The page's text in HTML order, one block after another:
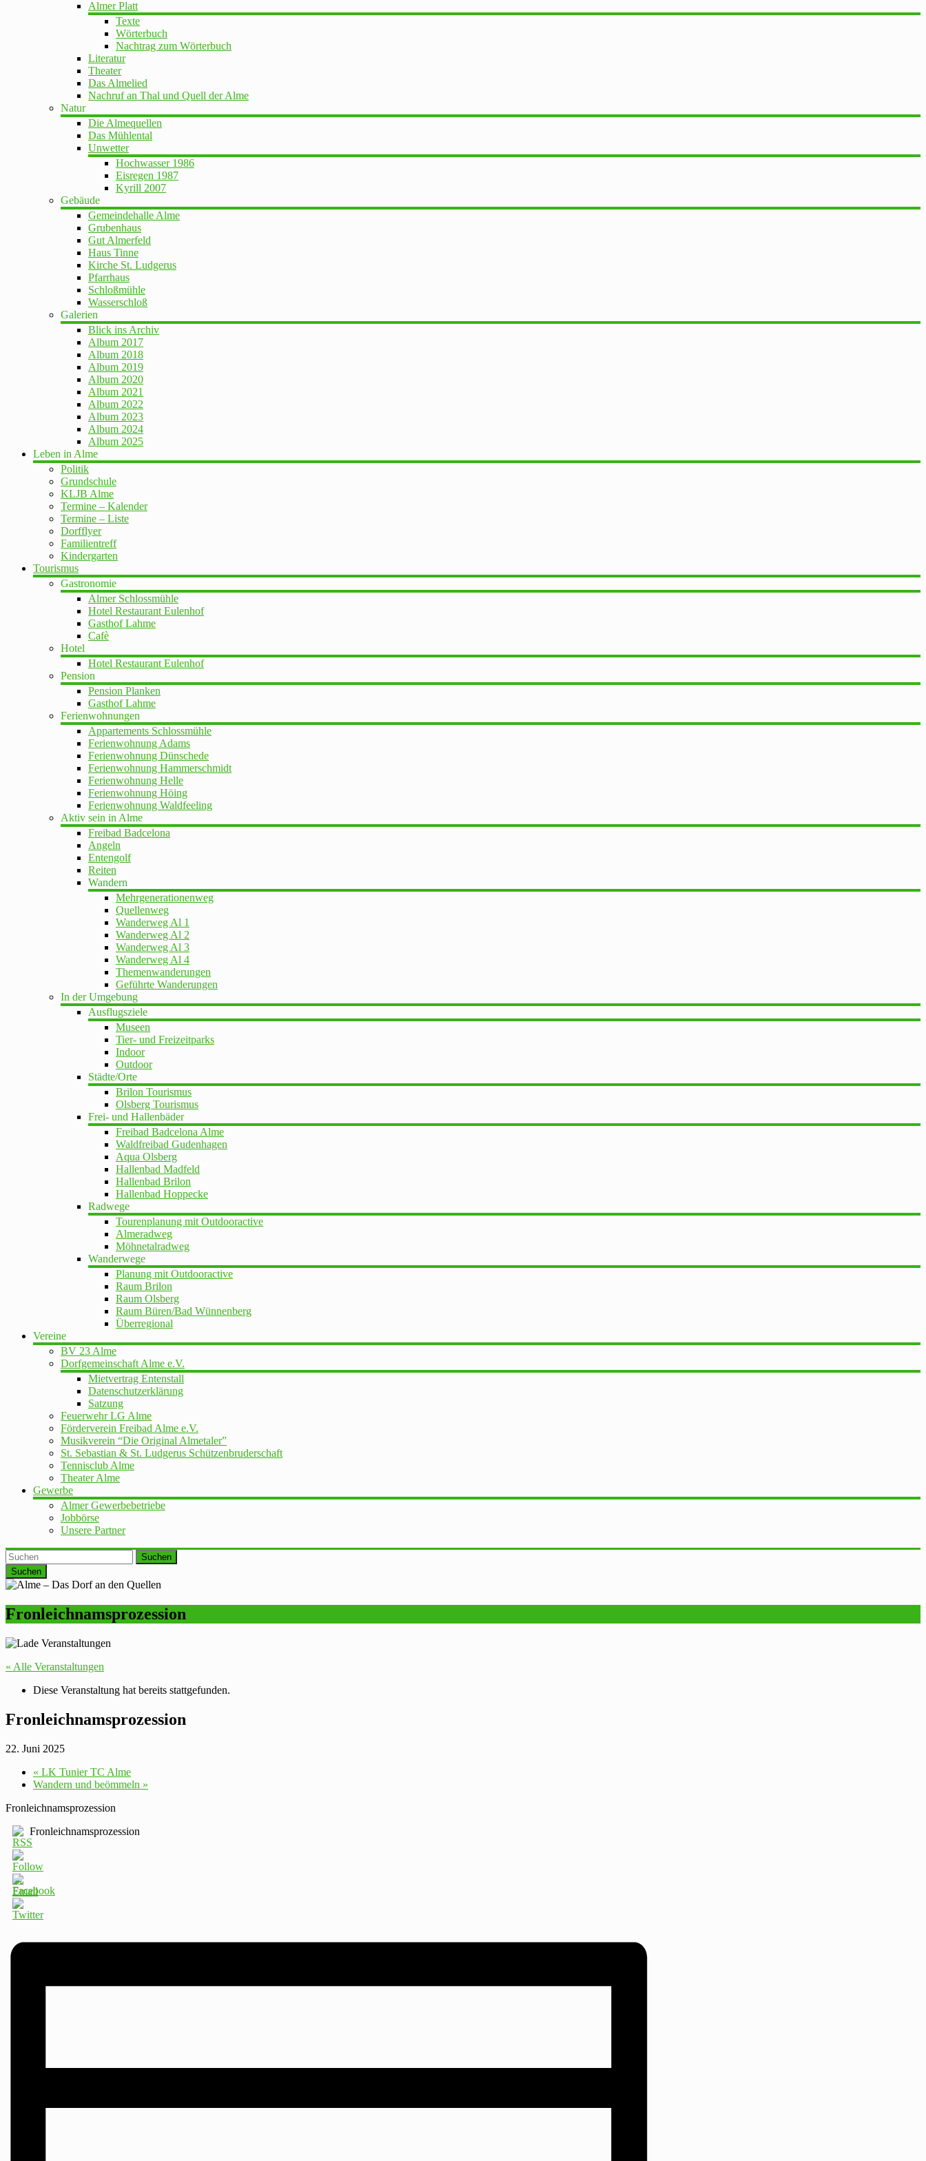
Almer Platt
Texte
Wörterbuch
Nachtrag zum Wörterbuch
Literatur
Theater
Das Almelied
Nachruf an Thal und Quell der Alme
Natur
Die Almequellen
Das Mühlental
Unwetter
Hochwasser 1986
Eisregen 1987
Kyrill 2007
Gebäude
Gemeindehalle Alme
Grubenhaus
Gut Almerfeld
Haus Tinne
Kirche St. Ludgerus
Pfarrhaus
Schloßmühle
Wasserschloß
Galerien
Blick ins Archiv
Album 2017
Album 2018
Album 2019
Album 2020
Album 2021
Album 2022
Album 2023
Album 2024
Album 2025
Leben in Alme
Politik
Grundschule
KLJB Alme
Termine – Kalender
Termine – Liste
Dorfflyer
Familientreff
Kindergarten
Tourismus
Gastronomie
Almer Schlossmühle
Hotel Restaurant Eulenhof
Gasthof Lahme
Cafè
Hotel
Hotel Restaurant Eulenhof
Pension
Pension Planken
Gasthof Lahme
Ferienwohnungen
Appartements Schlossmühle
Ferienwohnung Adams
Ferienwohnung Dünschede
Ferienwohnung Hammerschmidt
Ferienwohnung Helle
Ferienwohnung Höing
Ferienwohnung Waldfeeling
Aktiv sein in Alme
Freibad Badcelona
Angeln
Entengolf
Reiten
Wandern
Mehrgenerationenweg
Quellenweg
Wanderweg Al 1
Wanderweg Al 2
Wanderweg Al 3
Wanderweg Al 4
Themenwanderungen
Geführte Wanderungen
In der Umgebung
Ausflugsziele
Museen
Tier- und Freizeitparks
Indoor
Outdoor
Städte/Orte
Brilon Tourismus
Olsberg Tourismus
Frei- und Hallenbäder
Freibad Badcelona Alme
Waldfreibad Gudenhagen
Aqua Olsberg
Hallenbad Madfeld
Hallenbad Brilon
Hallenbad Hoppecke
Radwege
Tourenplanung mit Outdooractive
Almeradweg
Möhnetalradweg
Wanderwege
Planung mit Outdooractive
Raum Brilon
Raum Olsberg
Raum Büren/Bad Wünnenberg
Überregional
Vereine
BV 23 Alme
Dorfgemeinschaft Alme e.V.
Mietvertrag Entenstall
Datenschutzerklärung
Satzung
Feuerwehr LG Alme
Förderverein Freibad Alme e.V.
Musikverein “Die Original Almetaler”
St. Sebastian & St. Ludgerus Schützenbruderschaft
Tennisclub Alme
Theater Alme
Gewerbe
Almer Gewerbebetriebe
Jobbörse
Unsere Partner
Suchen
Fronleichnamsprozession
« Alle Veranstaltungen
Diese Veranstaltung hat bereits stattgefunden.
Fronleichnamsprozession
22. Juni 2025
« LK Tunier TC Alme
Wandern und beömmeln »
Fronleichnamsprozession
Fronleichnamsprozession